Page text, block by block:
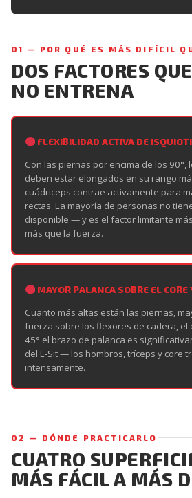
01 — POR QUÉ ES MÁS DIFÍCIL
DOS FACTORES
NO ENTRENA
FLEXIBILIDAD ACTIVA DE
Con las piernas por encima de los 90°,
deben estar elongados en su rango
cuádriceps contrae activamente para
rectas. La mayoría de personas no
disponible — y es el factor limitante
más que la fuerza.
MAYOR PALANCA SOBRE EL
Cuanto más altas están las piernas,
fuerza sobre los flexores de cadera, el
45° el brazo de palanca es
del L-Sit — los hombros, tríceps y core
intensamente.
02 — DÓNDE PRACTICARLO
CUATRO
MÁS FÁCIL A MÁS